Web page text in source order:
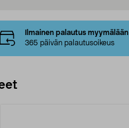
Ilmainen palautus myymälään
365 päivän palautusoikeus